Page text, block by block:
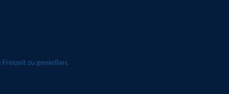
zu genießen.